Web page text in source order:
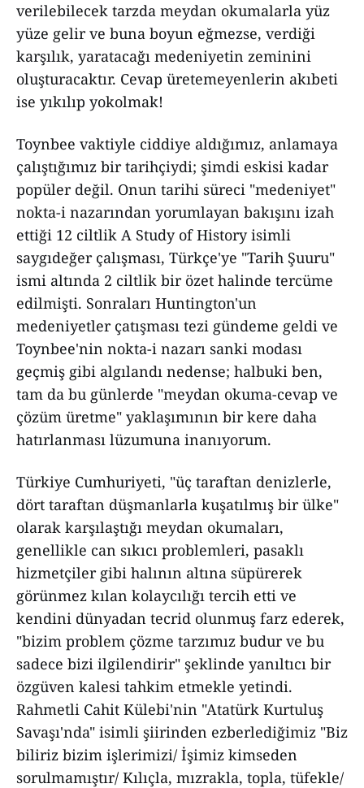
verilebilecek tarzda meydan okumalarla yüz
yüze gelir ve buna boyun eğmezse, verdiği
karşılık, yaratacağı medeniyetin zeminini
oluşturacaktır. Cevap üretemeyenlerin akıbeti
ise yıkılıp yokolmak!
Toynbee vaktiyle ciddiye aldığımız, anlamaya
çalıştığımız bir tarihçiydi; şimdi eskisi kadar
popüler değil. Onun tarihi süreci "medeniyet"
nokta-i nazarından yorumlayan bakışını izah
ettiği 12 ciltlik A Study of History isimli
saygıdeğer çalışması, Türkçe'ye "Tarih Şuuru"
ismi altında 2 ciltlik bir özet halinde tercüme
edilmişti. Sonraları Huntington'un
medeniyetler çatışması tezi gündeme geldi ve
Toynbee'nin nokta-i nazarı sanki modası
geçmiş gibi algılandı nedense; halbuki ben,
tam da bu günlerde "meydan okuma-cevap ve
çözüm üretme" yaklaşımının bir kere daha
hatırlanması lüzumuna inanıyorum.
Türkiye Cumhuriyeti, "üç taraftan denizlerle,
dört taraftan düşmanlarla kuşatılmış bir ülke"
olarak karşılaştığı meydan okumaları,
genellikle can sıkıcı problemleri, pasaklı
hizmetçiler gibi halının altına süpürerek
görünmez kılan kolaycılığı tercih etti ve
kendini dünyadan tecrid olunmuş farz ederek,
"bizim problem çözme tarzımız budur ve bu
sadece bizi ilgilendirir" şeklinde yanıltıcı bir
özgüven kalesi tahkim etmekle yetindi.
Rahmetli Cahit Külebi'nin "Atatürk Kurtuluş
Savaşı'nda" isimli şiirinden ezberlediğimiz "Biz
biliriz bizim işlerimizi/ İşimiz kimseden
sorulmamıştır/ Kılıçla, mızrakla, topla, tüfekle/